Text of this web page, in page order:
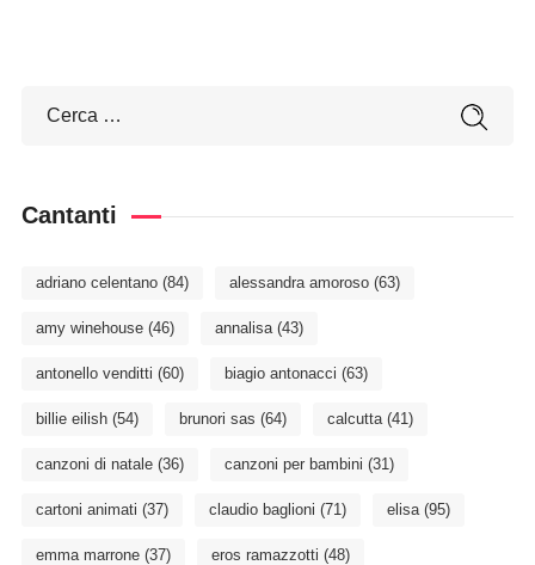
Cantanti
adriano celentano(84) alessandra amoroso(63)
amy winehouse(46) annalisa(43)
antonello venditti (60) biagio antonacci (63)
billie eilish(54) brunori sas (64) calcutta(41)
canzoni di natale(36) canzoni per bambini (31)
cartoni animati (37) claudio baglioni (71) elisa(95)
emma marrone(37) eros ramazzotti (48)